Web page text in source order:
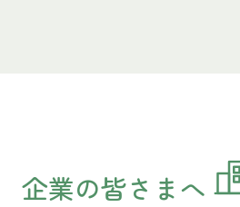
企業の皆さまへ